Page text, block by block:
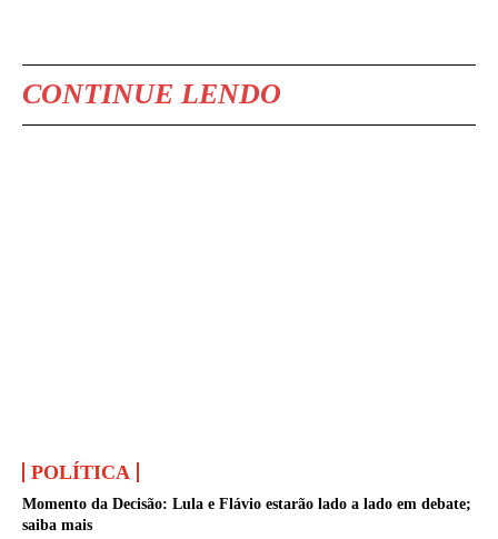
CONTINUE LENDO
POLÍTICA
Momento da Decisão: Lula e Flávio estarão lado a lado em debate;
saiba mais